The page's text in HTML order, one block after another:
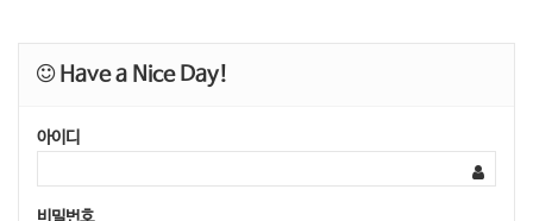
Have a Nice Day!
아이디